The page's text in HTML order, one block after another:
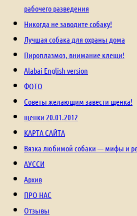
рабочего разведения
Никогда не заводите собаку!
Лучшая собака для охраны дома
Пироплазмоз, внимание клещи!
Alabai English version
ФОТО
Советы желающим завести щенка!
щенки 20.01.2012
КАРТА САЙТА
Вязка любимой собаки — мифы и
АУССИ
Архив
ПРО НАС
Отзывы